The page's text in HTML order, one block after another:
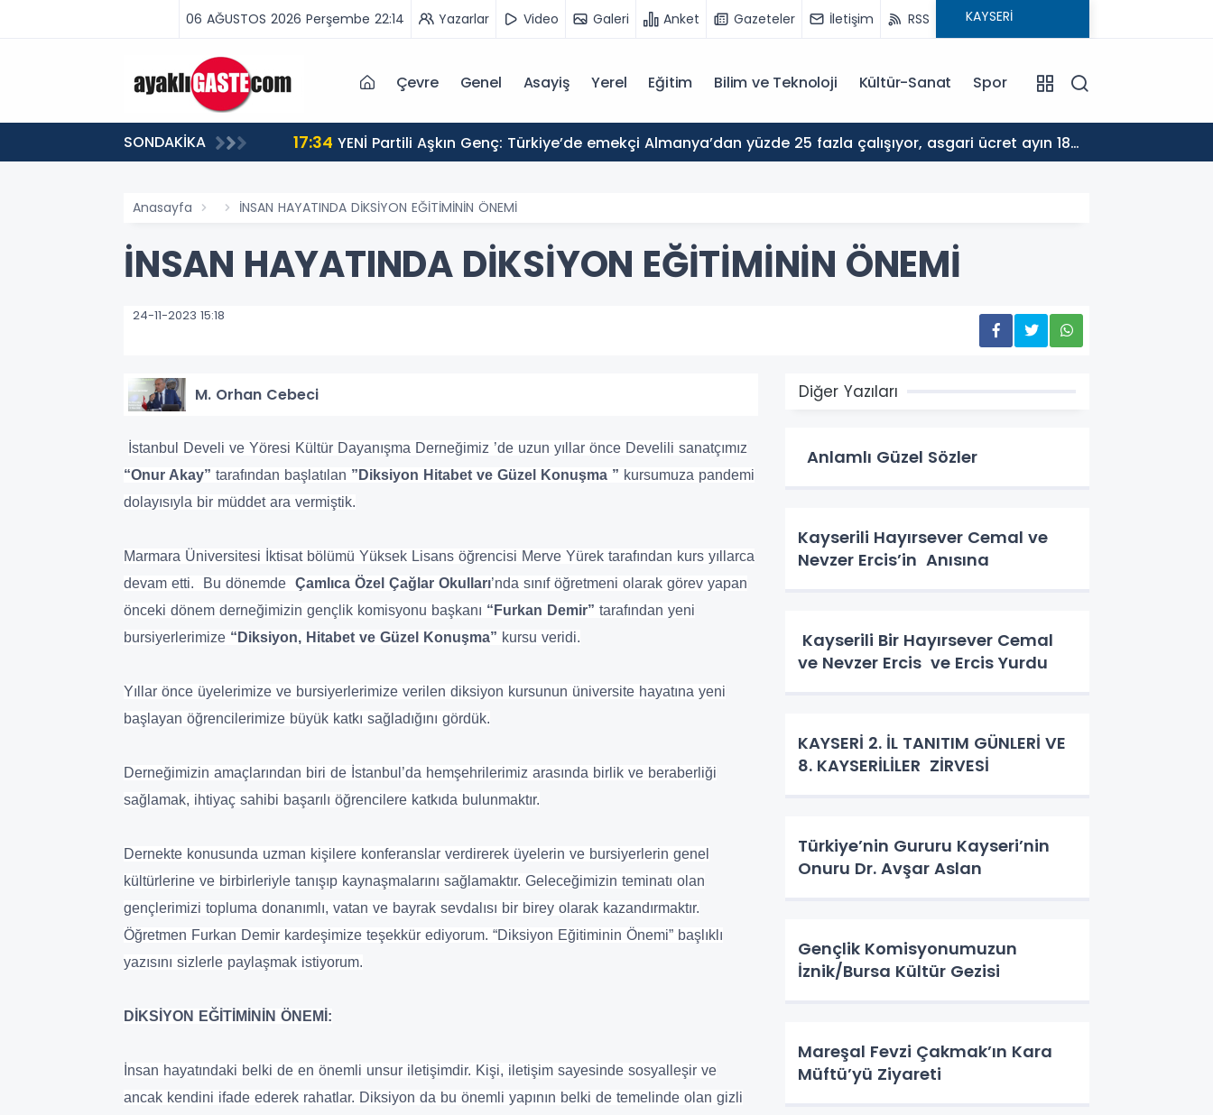
06 AĞUSTOS 2026 Perşembe 22:14 Yazarlar Video Galeri Anket Gazeteler İletişim RSS
Çevre Genel Asayiş Yerel Eğitim Bilim ve Teknoloji Kültür-Sanat Spor
SONDAKİKA 17:34 YENİ Partili Aşkın Genç: Türkiye’de emekçi Almanya’dan yüzde 25 fazla çalışıyor, asgari ücret ayın 18
gününe yetiyor
Anasayfa İNSAN HAYATINDA DİKSİYON EĞİTİMİNİN ÖNEMİ
İNSAN HAYATINDA DİKSİYON EĞİTİMİNİN ÖNEMİ
24-11-2023 15:18
M. Orhan Cebeci
İstanbul Develi ve Yöresi Kültür Dayanışma Derneğimiz ’de uzun yıllar önce Develili sanatçımız
“Onur Akay” tarafından başlatılan ”Diksiyon Hitabet ve Güzel Konuşma ” kursumuza pandemi
dolayısıyla bir müddet ara vermiştik.
Marmara Üniversitesi İktisat bölümü Yüksek Lisans öğrencisi Merve Yürek tarafından kurs yıllarca
devam etti. Bu dönemde Çamlıca Özel Çağlar Okulları’nda sınıf öğretmeni olarak görev yapan
önceki dönem derneğimizin gençlik komisyonu başkanı “Furkan Demir” tarafından yeni
bursiyerlerimize “Diksiyon, Hitabet ve Güzel Konuşma” kursu veridi.
Yıllar önce üyelerimize ve bursiyerlerimize verilen diksiyon kursunun üniversite hayatına yeni
başlayan öğrencilerimize büyük katkı sağladığını gördük.
Derneğimizin amaçlarından biri de İstanbul’da hemşehrilerimiz arasında birlik ve beraberliği
sağlamak, ihtiyaç sahibi başarılı öğrencilere katkıda bulunmaktır.
Dernekte konusunda uzman kişilere konferanslar verdirerek üyelerin ve bursiyerlerin genel
kültürlerine ve birbirleriyle tanışıp kaynaşmalarını sağlamaktır. Geleceğimizin teminatı olan
gençlerimizi topluma donanımlı, vatan ve bayrak sevdalısı bir birey olarak kazandırmaktır.
Öğretmen Furkan Demir kardeşimize teşekkür ediyorum. “Diksiyon Eğitiminin Önemi” başlıklı
yazısını sizlerle paylaşmak istiyorum.
DİKSİYON EĞİTİMİNİN ÖNEMİ:
İnsan hayatındaki belki de en önemli unsur iletişimdir. Kişi, iletişim sayesinde sosyalleşir ve
ancak kendini ifade ederek rahatlar. Diksiyon da bu önemli yapının belki de temelinde olan gizli
Diğer Yazıları
Anlamlı Güzel Sözler
Kayserili Hayırsever Cemal ve
Nevzer Ercis’in Anısına
Kayserili Bir Hayırsever Cemal
ve Nevzer Ercis ve Ercis Yurdu
KAYSERİ 2. İL TANITIM GÜNLERİ VE
8. KAYSERİLİLER ZİRVESİ
Türkiye’nin Gururu Kayseri’nin
Onuru Dr. Avşar Aslan
Gençlik Komisyonumuzun
İznik/Bursa Kültür Gezisi
Mareşal Fevzi Çakmak’ın Kara
Müftü’yü Ziyareti